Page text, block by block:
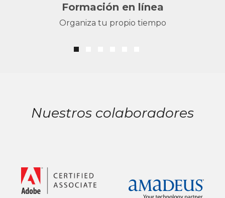
Formación en línea
Organiza tu propio tiempo
Nuestros colaboradores